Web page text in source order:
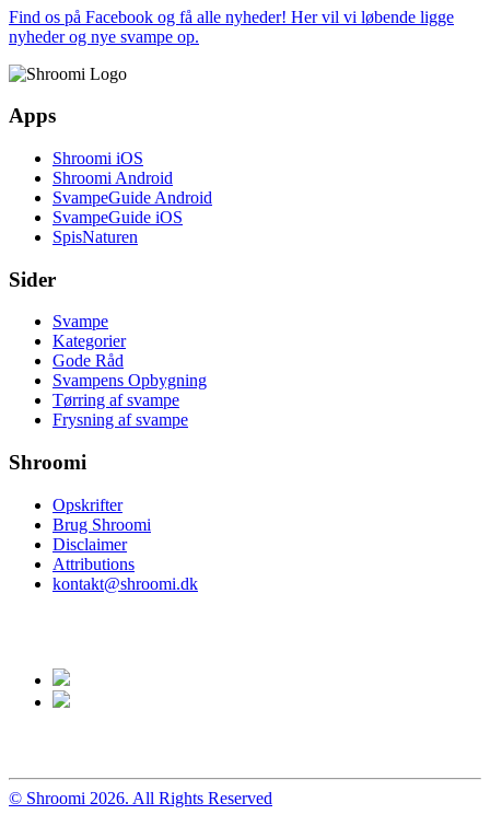
Find os på Facebook og få alle nyheder! Her vil vi løbende ligge
nyheder og nye svampe op.
Apps
Shroomi iOS
Shroomi Android
SvampeGuide Android
SvampeGuide iOS
SpisNaturen
Sider
Svampe
Kategorier
Gode Råd
Svampens Opbygning
Tørring af svampe
Frysning af svampe
Shroomi
Opskrifter
Brug Shroomi
Disclaimer
Attributions
kontakt@shroomi.dk
© Shroomi 2026. All Rights Reserved